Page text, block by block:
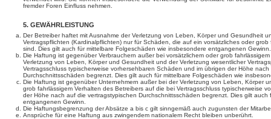
fremder Foren Einfluss nehmen.
5. GEWÄHRLEISTUNG
Der Betreiber haftet mit Ausnahme der Verletzung von Leben, Körper und Gesundheit
Vertragspflichten (Kardinalpflichten) nur für Schäden, die auf ein vorsätzliches oder
sind. Dies gilt auch für mittelbare Folgeschäden wie insbesondere entgangenen Gewinn.
Die Haftung ist gegenüber Verbrauchern außer bei vorsätzlichem oder grob
Verletzung von Leben, Körper und Gesundheit und der Verletzung wesentlicher
Vertragsschluss typischerweise vorhersehbaren Schäden und im übrigen der Höhe
Durchschnittsschäden begrenzt. Dies gilt auch für mittelbare Folgeschäden wie
Die Haftung ist gegenüber Unternehmern außer bei der Verletzung von Leben, Körper
grob fahrlässigem Verhalten des Betreibers auf die bei Vertragsschluss typischerweise
der Höhe nach auf die vertragstypischen Durchschnittsschäden begrenzt. Dies gilt
entgangenen Gewinn.
Die Haftungsbegrenzung der Absätze a bis c gilt sinngemäß auch zugunsten der
Ansprüche für eine Haftung aus zwingendem nationalem Recht bleiben unberührt.